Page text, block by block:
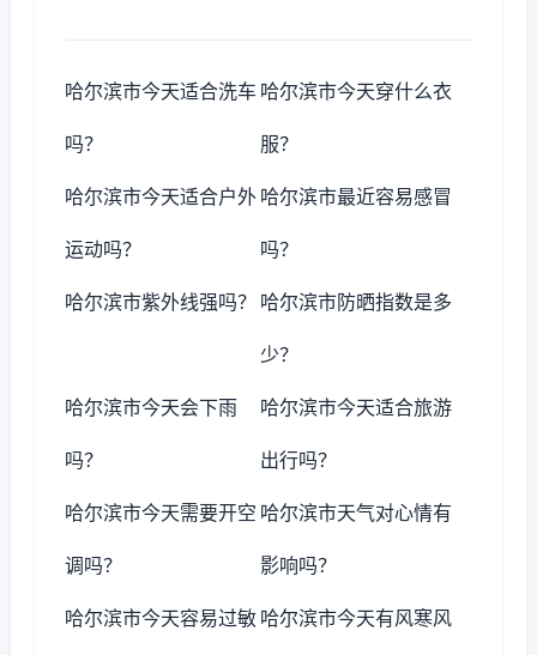
哈尔滨市今天适合洗车
吗？
哈尔滨市今天穿什么衣
服？
哈尔滨市今天适合户外
运动吗？
哈尔滨市最近容易感冒
吗？
哈尔滨市紫外线强吗？ 哈尔滨市防晒指数是多
少？
哈尔滨市今天会下雨
吗？
哈尔滨市今天适合旅游
出行吗？
哈尔滨市今天需要开空
调吗？
哈尔滨市天气对心情有
影响吗？
哈尔滨市今天容易过敏 哈尔滨市今天有风寒风